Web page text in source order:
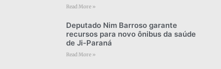
Read More »
Deputado Nim Barroso garante
recursos para novo ônibus da saúde
de Ji-Paraná
Read More »